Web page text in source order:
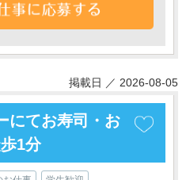
掲載日 ／ 2026-08-05
にてお寿司・お
1分